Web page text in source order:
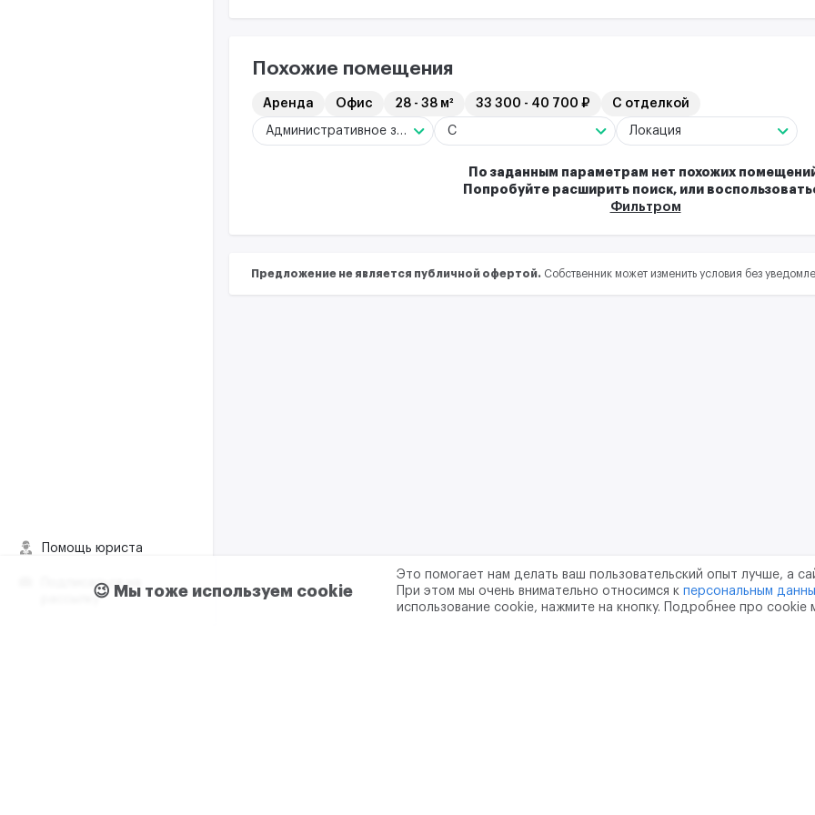
Помощь юриста
Подписаться на
рассылку
Похожие помещения
Аренда Офис 28 - 38 м² 33 300 - 40 700 ₽ С отделкой
Административное здание C Локация
По заданным параметрам нет похожих
Попробуйте расширить поиск, или
Фильтром
Предложение не является публичной офертой. Собственник может изменить условия без
😉 Мы тоже используем cookie
Это помогает нам делать ваш пользовательский опыт лучше, а
При этом мы очень внимательно относимся к персональным
использование cookie, нажмите на кнопку. Подробнее про cookie